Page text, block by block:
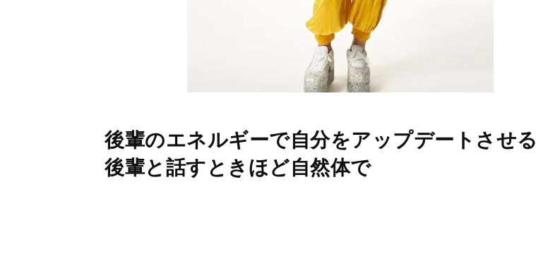
後輩のエネルギーで自分をアップデートさせる
後輩と話すときほど自然体で